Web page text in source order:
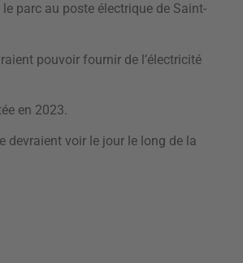
parc au poste électrique de Saint-
pouvoir fournir de l’électricité
en 2023.
devraient voir le jour le long de la